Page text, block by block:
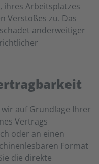
ihres Arbeitsplatzes
Verstoßes zu. Das
anderweitiger
auf Grundlage Ihrer
Vertrags
oder an einen
Format
die direkte